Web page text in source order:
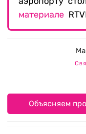
материале
Объясняем